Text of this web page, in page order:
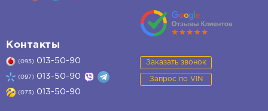
Контакты
(095) 013-50-90
(097) 013-50-90
(073) 013-50-90
Заказать звонок
Запрос по VIN